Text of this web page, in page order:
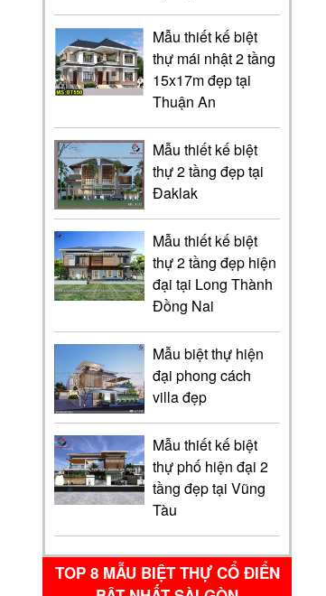
Mẫu thiết kế biệt
thự mái nhật 2 tầng
15x17m đẹp tại
Thuận An
Mẫu thiết kế biệt
thự 2 tầng đẹp tại
Đaklak
Mẫu thiết kế biệt
thự 2 tầng đẹp hiện
đại tại Long Thành
Đồng Nai
Mẫu biệt thự hiện
đại phong cách
villa đẹp
Mẫu thiết kế biệt
thự phố hiện đại 2
tầng đẹp tại Vũng
Tàu
TOP 8 MẪU BIỆT THỰ CỔ ĐIỂN